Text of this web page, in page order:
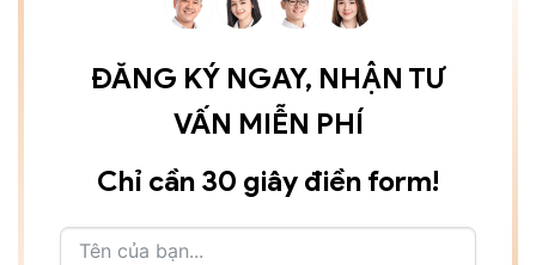
ĐĂNG KÝ NGAY, NHẬN TƯ
VẤN MIỄN PHÍ
Chỉ cần 30 giây điền form!